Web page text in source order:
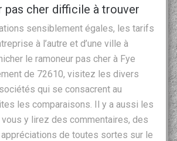
pas cher difficile à trouver
sensiblement égales, les tarifs
à l’autre et d’une ville à
le ramoneur pas cher à Fye
de 72610, visitez les divers
qui se consacrent au
les comparaisons. Il y a aussi les
y lirez des commentaires, des
de toutes sortes sur le